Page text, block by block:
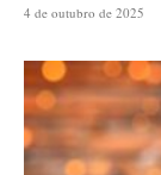
4 de outubro de 2025